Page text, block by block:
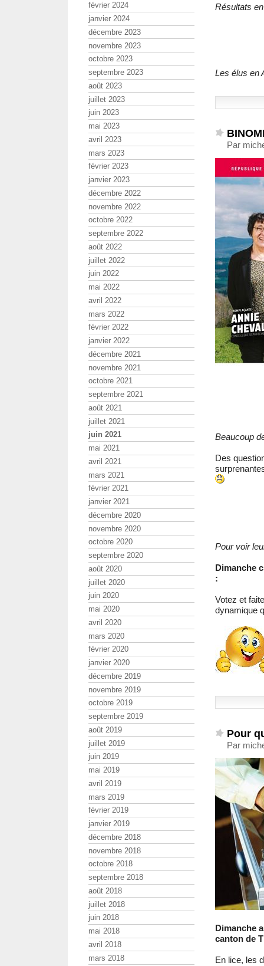
Résultats
Les élus en
Par
Beaucoup
Des
Pour voir
Dimanche
:
Votez et
dynamique
Pour
Par
Dimanche
canton de
En lice, les
février 2024
janvier 2024
décembre 2023
novembre 2023
octobre 2023
septembre 2023
août 2023
juillet 2023
juin 2023
mai 2023
avril 2023
mars 2023
février 2023
janvier 2023
décembre 2022
novembre 2022
octobre 2022
septembre 2022
août 2022
juillet 2022
juin 2022
mai 2022
avril 2022
mars 2022
février 2022
janvier 2022
décembre 2021
novembre 2021
octobre 2021
septembre 2021
août 2021
juillet 2021
juin 2021
mai 2021
avril 2021
mars 2021
février 2021
janvier 2021
décembre 2020
novembre 2020
octobre 2020
septembre 2020
août 2020
juillet 2020
juin 2020
mai 2020
avril 2020
mars 2020
février 2020
janvier 2020
décembre 2019
novembre 2019
octobre 2019
septembre 2019
août 2019
juillet 2019
juin 2019
mai 2019
avril 2019
mars 2019
février 2019
janvier 2019
décembre 2018
novembre 2018
octobre 2018
septembre 2018
août 2018
juillet 2018
juin 2018
mai 2018
avril 2018
mars 2018